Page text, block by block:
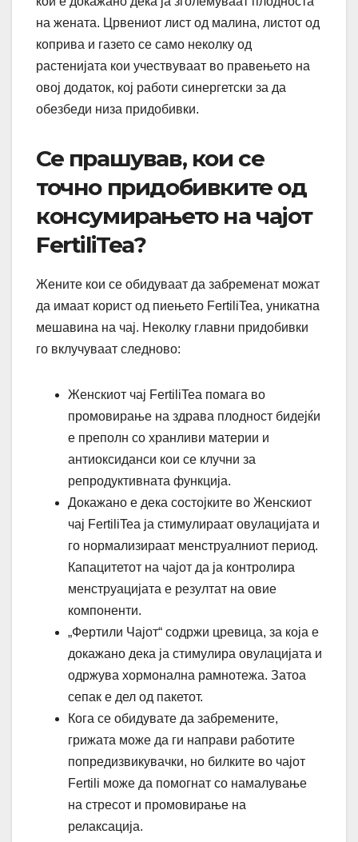
на жената. Црвениот лист од малина, листот од
коприва и газето се само неколку од
растенијата кои учествуваат во правењето на
овој додаток, кој работи синергетски за да
обезбеди низа придобивки.
Се прашував, кои се
точно придобивките од
консумирањето на чајот
FertiliTea?
Жените кои се обидуваат да забременат можат
да имаат корист од пиењето FertiliTea, уникатна
мешавина на чај. Неколку главни придобивки
го вклучуваат следново:
Женскиот чај FertiliTea помага во
промовирање на здрава плодност бидејќи
е преполн со хранливи материи и
антиоксиданси кои се клучни за
репродуктивната функција.
Докажано е дека состојките во Женскиот
чај FertiliTea ја стимулираат овулацијата и
го нормализираат менструалниот период.
Капацитетот на чајот да ја контролира
менструацијата е резултат на овие
компоненти.
„Фертили Чајот“ содржи цревица, за која е
докажано дека ја стимулира овулацијата и
одржува хормонална рамнотежа. Затоа
сепак е дел од пакетот.
Кога се обидувате да забремените,
грижата може да ги направи работите
попредизвикувачки, но билките во чајот
Fertili може да помогнат со намалување
на стресот и промовирање на
релаксација.